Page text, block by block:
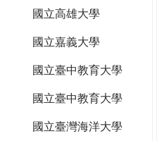
國立高雄大學
國立嘉義大學
國立臺中教育大學
國立臺中教育大學
國立臺灣海洋大學